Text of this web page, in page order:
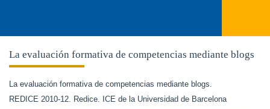
La evaluación formativa de competencias mediante blogs
La evaluación formativa de competencias mediante blogs.
REDICE 2010-12. Redice. ICE de la Universidad de Barcelona